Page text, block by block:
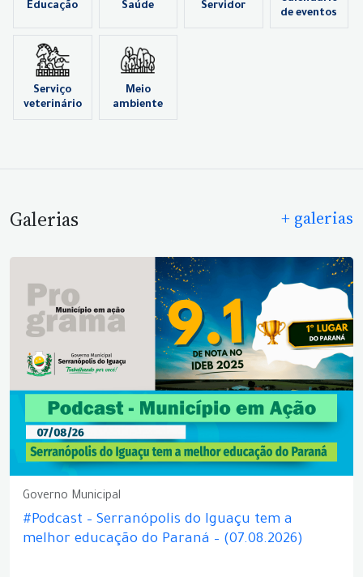
Educação Saúde Servidor
de eventos
Serviço
veterinário
Meio
ambiente
Galerias + galerias
Governo Municipal
#Podcast – Serranópolis do Iguaçu tem a
melhor educação do Paraná – (07.08.2026)